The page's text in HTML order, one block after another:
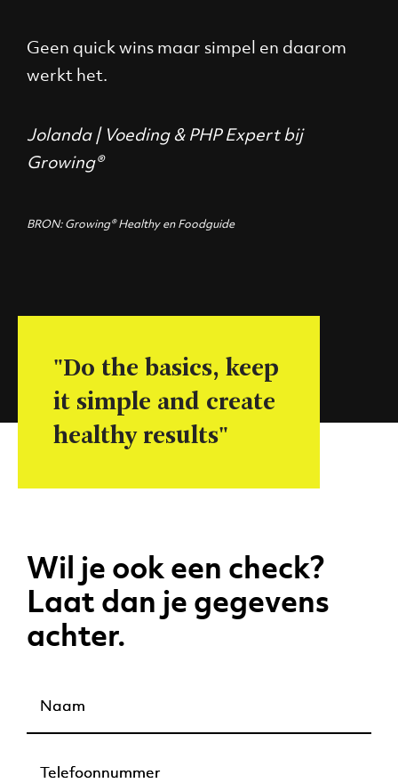
Geen quick wins maar simpel en daarom
werkt het.
Jolanda | Voeding & PHP Expert bij
Growing®
BRON: Growing® Healthy en Foodguide
"Do the basics, keep
it simple and create
healthy results"
Wil je ook een check?
Laat dan je gegevens
achter.